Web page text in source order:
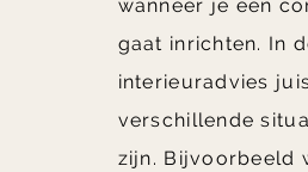
wanneer je een
gaat inrichten. In
interieuradvies
verschillende
zijn. Bijvoorbeeld